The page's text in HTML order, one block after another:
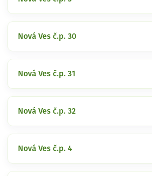
Nová Ves č.p. 30
Nová Ves č.p. 31
Nová Ves č.p. 32
Nová Ves č.p. 4